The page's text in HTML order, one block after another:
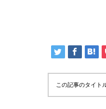
この記事のタイト